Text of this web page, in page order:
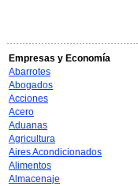
Empresas y Economía
Abarrotes
Abogados
Acciones
Acero
Aduanas
Agricultura
Aires Acondicionados
Alimentos
Almacenaje